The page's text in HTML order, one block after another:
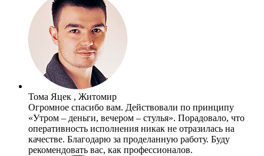
Тома Яцек , Житомир
Огромное спасибо вам. Действовали по принципу
«Утром – деньги, вечером – стулья». Порадовало, что
оперативность исполнения никак не отразилась на
качестве. Благодарю за проделанную работу. Буду
рекомендовать вас, как профессионалов.